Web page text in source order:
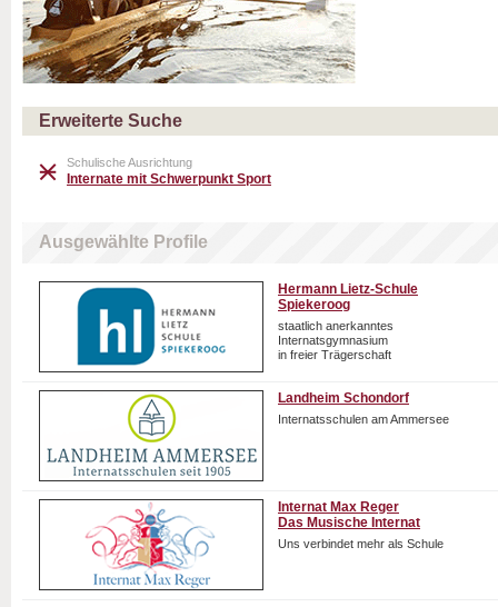
Erweiterte Suche
Schulische Ausrichtung
Internate mit Schwerpunkt Sport
Ausgewählte Profile
Hermann Lietz-Schule
Spiekeroog
staatlich anerkanntes
Internatsgymnasium
in freier Trägerschaft
Landheim Schondorf
Internatsschulen am Ammersee
Internat Max Reger
Das Musische Internat
Uns verbindet mehr als Schule